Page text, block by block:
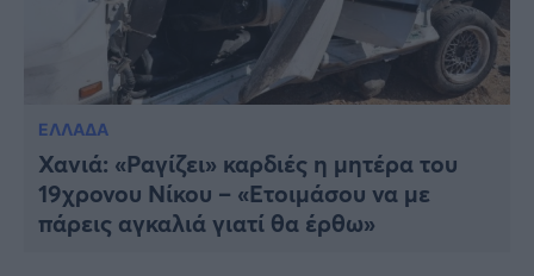
ΕΛΛΑΔΑ
Χανιά: «Ραγίζει» καρδιές η μητέρα του
19χρονου Νίκου – «Ετοιμάσου να με
πάρεις αγκαλιά γιατί θα έρθω»